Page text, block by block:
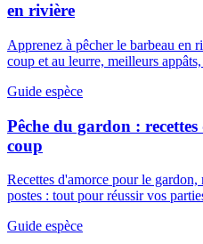
en rivière
Apprenez à pêcher le barbeau en
coup et au leurre, meilleurs
Guide espèce
Pêche du gardon :
coup
Recettes d'amorce pour le gardon,
postes : tout pour réussir vos
Guide espèce